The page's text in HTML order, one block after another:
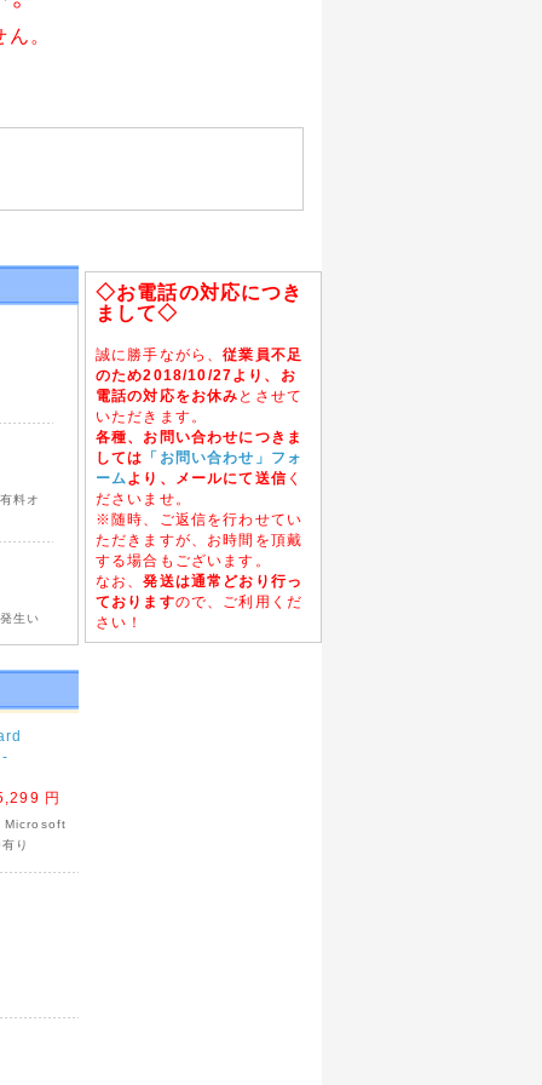
。
料オ
生い
文の
円
Microsoft
り
◇お電話の対応につき
まして◇
誠に勝手ながら、従業員不足
のため2018/10/27より、お
電話の対応をお休み とさせて
いただきます。
各種、お問い合わせにつきま
しては
「お問い合わせ」フォ
ーム より、メールにて送信く
ださいませ。
※随時、ご返信を行わせてい
ただきますが、お時間を頂戴
する場合もございます。
なお、発送は通常どおり行っ
ておりますので、ご利用くだ
さい！